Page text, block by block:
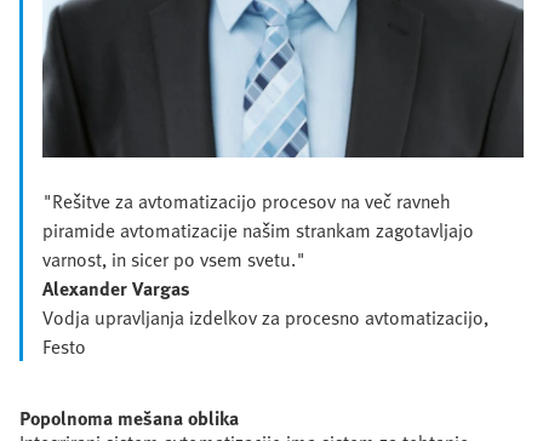
"Rešitve za avtomatizacijo procesov na več ravneh
piramide avtomatizacije našim strankam zagotavljajo
varnost, in sicer po vsem svetu."
Alexander Vargas
Vodja upravljanja izdelkov za procesno avtomatizacijo,
Festo
Popolnoma mešana oblika